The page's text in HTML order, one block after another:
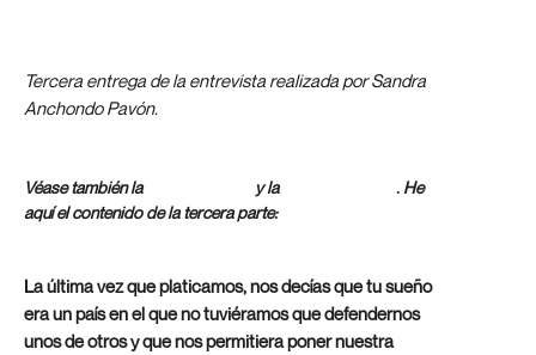
Tercera entrega de la entrevista realizada por Sandra
Anchondo Pavón.
Véase también la y la
. He
aquí el contenido de la tercera parte:
La última vez que platicamos, nos decías que tu sueño
era un país en el que no tuviéramos que defendernos
unos de otros y que nos permitiera poner nuestra